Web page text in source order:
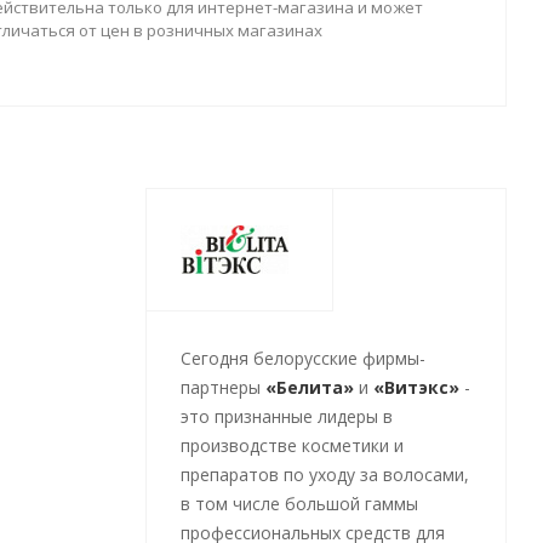
только для интернет-магазина и может
от цен в розничных магазинах
Cегодня белорусские фирмы-
партнеры «Белита»и «Витэкс»-
это признанные лидеры в
производстве косметики и
препаратов по уходу за волосами,
в том числе большой гаммы
профессиональных средств для